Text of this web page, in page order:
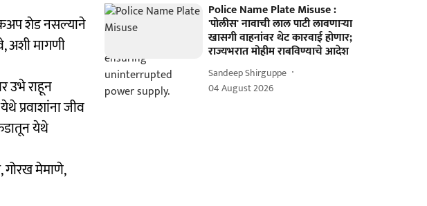
शेड नसल्याने
अशी मागणी
उभे राहून
प्रवाशांना जीव
येथे
गोरख मेमाणे,
Police Name Plate Misuse :
'पोलीस' नावाची लाल पाटी लावणाऱ्या
खासगी वाहनांवर थेट कारवाई होणार;
राज्यभरात मोहीम राबविण्याचे आदेश
Sandeep Shirguppe
04 August 2026